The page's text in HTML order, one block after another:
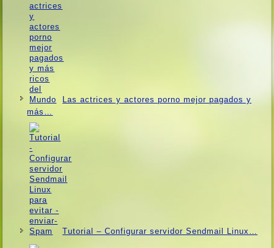
Las actrices y actores porno mejor pagados y
más…
Tutorial – Configurar servidor Sendmail Linux…